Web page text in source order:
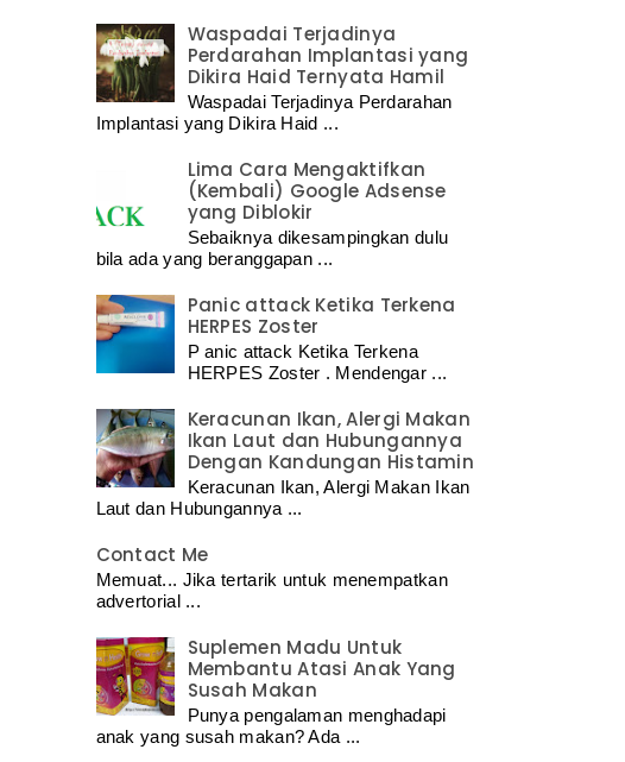
Waspadai Terjadinya
Perdarahan Implantasi yang
Dikira Haid Ternyata Hamil
Waspadai Terjadinya Perdarahan
Implantasi yang Dikira Haid ...
Lima Cara Mengaktifkan
(Kembali) Google Adsense
yang Diblokir
Sebaiknya dikesampingkan dulu
bila ada yang beranggapan ...
Panic attack Ketika Terkena
HERPES Zoster
P anic attack Ketika Terkena
HERPES Zoster . Mendengar ...
Keracunan Ikan, Alergi Makan
Ikan Laut dan Hubungannya
Dengan Kandungan Histamin
Keracunan Ikan, Alergi Makan Ikan
Laut dan Hubungannya ...
Contact Me
Memuat... Jika tertarik untuk menempatkan
advertorial ...
Suplemen Madu Untuk
Membantu Atasi Anak Yang
Susah Makan
Punya pengalaman menghadapi
anak yang susah makan? Ada ...